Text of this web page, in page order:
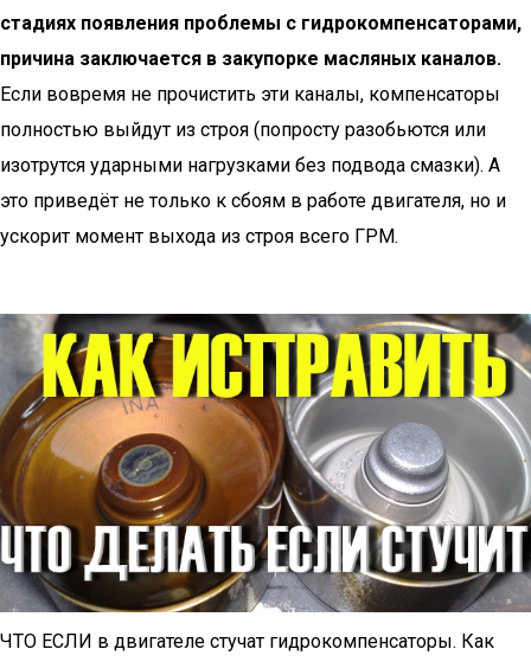
стадиях появления проблемы с гидрокомпенсаторами,
причина заключается в закупорке масляных каналов.
Если вовремя не прочистить эти каналы, компенсаторы
полностью выйдут из строя (попросту разобьются или
изотрутся ударными нагрузками без подвода смазки). А
это приведёт не только к сбоям в работе двигателя, но и
ускорит момент выхода из строя всего ГРМ.
ЧТО ЕСЛИ в двигателе стучат гидрокомпенсаторы. Как